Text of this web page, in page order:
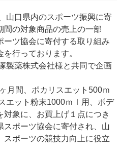
山口県内のスポーツ振興に寄
間の対象商品の売上の一部
ーツ協会に寄付する取り組み
を行っております。
製薬株式会社様と共同で企画
月間、ポカリスエット500ｍ
エット粉末1000ｍｌ用、ボデ
対象に、お買上げ１点につき
スポーツ協会に寄付され、山
スポーツの競技力向上に役立